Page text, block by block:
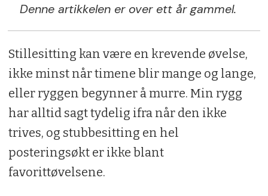
Denne artikkelen er over ett år gammel.
Stillesitting kan være en krevende øvelse,
ikke minst når timene blir mange og lange,
eller ryggen begynner å murre. Min rygg
har alltid sagt tydelig ifra når den ikke
trives, og stubbesitting en hel
posteringsøkt er ikke blant
favorittøvelsene.